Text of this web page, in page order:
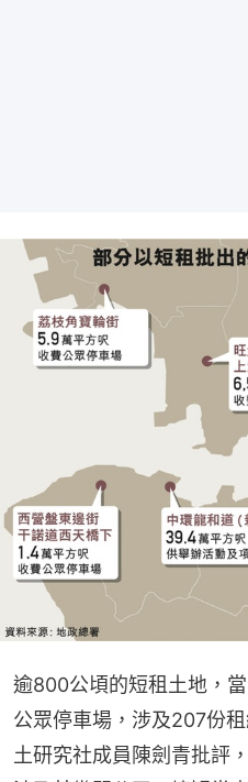
逾800公頃的短租土地，
公眾停車場，涉及207份
土研究社成員陳劍青批評